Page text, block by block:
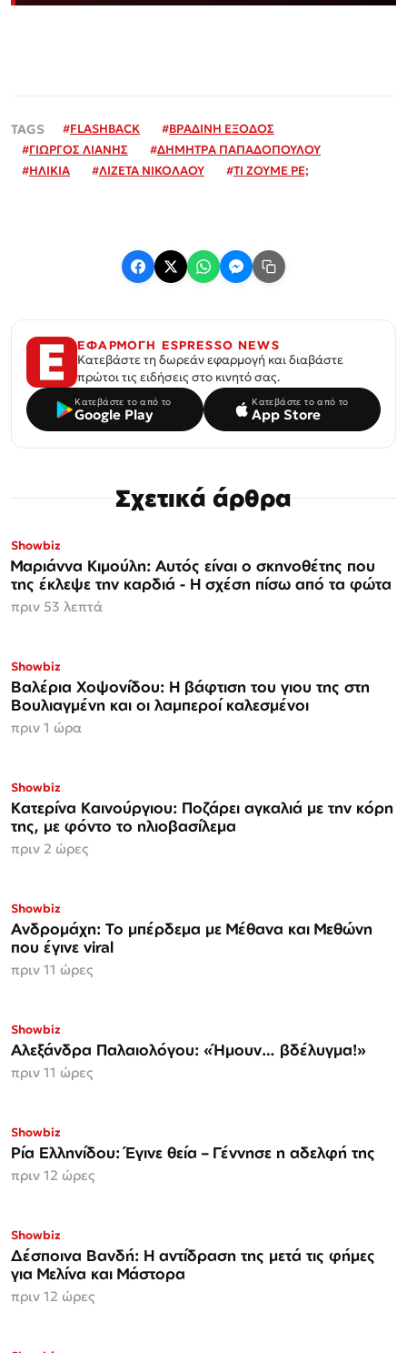
#FLASHBACK #ΒΡΑΔΙΝΗ ΕΞΟΔΟΣ
#ΓΙΩΡΓΟΣ ΛΙΑΝΗΣ #ΔΗΜΗΤΡΑ ΠΑΠΑΔΟΠΟΥΛΟΥ
#ΗΛΙΚΙΑ #ΛΙΖΕΤΑ ΝΙΚΟΛΑΟΥ #ΤΙ ΖΟΥΜΕ ΡΕ;
ΕΦΑΡΜΟΓΗ ESPRESSO NEWS
Κατεβάστε τη δωρεάν εφαρμογή και διαβάστε
πρώτοι τις ειδήσεις στο κινητό σας.
Κατεβάστε το από το
Google Play
Κατεβάστε το από το
App Store
Σχετικά άρθρα
Showbiz
Μαριάννα Κιμούλη: Αυτός είναι ο σκηνοθέτης που
της έκλεψε την καρδιά - Η σχέση πίσω από τα φώτα
πριν 53 λεπτά
Showbiz
Βαλέρια Χοψονίδου: Η βάφτιση του γιου της στη
Βουλιαγμένη και οι λαμπεροί καλεσμένοι
πριν 1 ώρα
Showbiz
Κατερίνα Καινούργιου: Ποζάρει αγκαλιά με την κόρη
της, με φόντο το ηλιοβασίλεμα
πριν 2 ώρες
Showbiz
Ανδρομάχη: Το μπέρδεμα με Μέθανα και Μεθώνη
που έγινε viral
πριν 11 ώρες
Showbiz
Αλεξάνδρα Παλαιολόγου: «Ήμουν… βδέλυγμα!»
πριν 11 ώρες
Showbiz
Ρία Ελληνίδου: Έγινε θεία – Γέννησε η αδελφή της
πριν 12 ώρες
Showbiz
Δέσποινα Βανδή: Η αντίδραση της μετά τις φήμες
για Μελίνα και Μάστορα
πριν 12 ώρες